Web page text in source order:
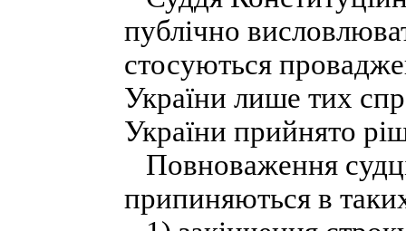
публічно
стосуються
України лише тих
України прийнято
Повноваження
припиняються в